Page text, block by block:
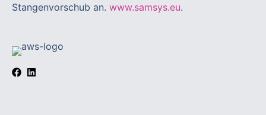
Stangenvorschub an. www.samsys.eu.